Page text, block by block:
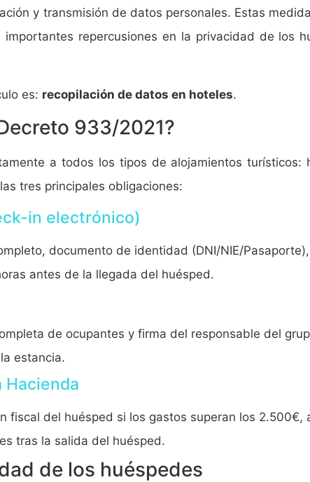
y transmisión de datos personales. Estas
repercusiones en la privacidad de los
es: recopilación de datos en hoteles.
933/2021?
a todos los tipos de alojamientos
tres principales obligaciones:
in electrónico)
documento de identidad (DNI/NIE/
antes de la llegada del huésped.
de ocupantes y firma del responsable del
estancia.
Hacienda
fiscal del huésped si los gastos superan los
tras la salida del huésped.
de los huéspedes